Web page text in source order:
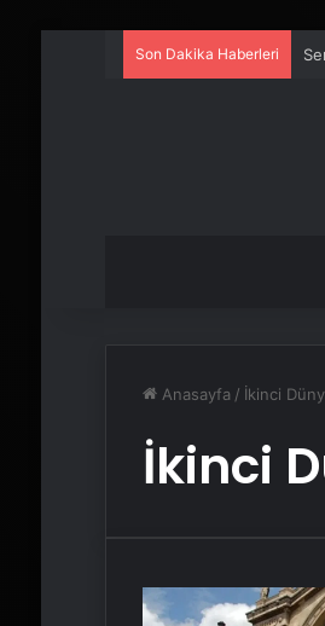
Son Dakika Haberleri
Anasayfa / İkinci
İkinci